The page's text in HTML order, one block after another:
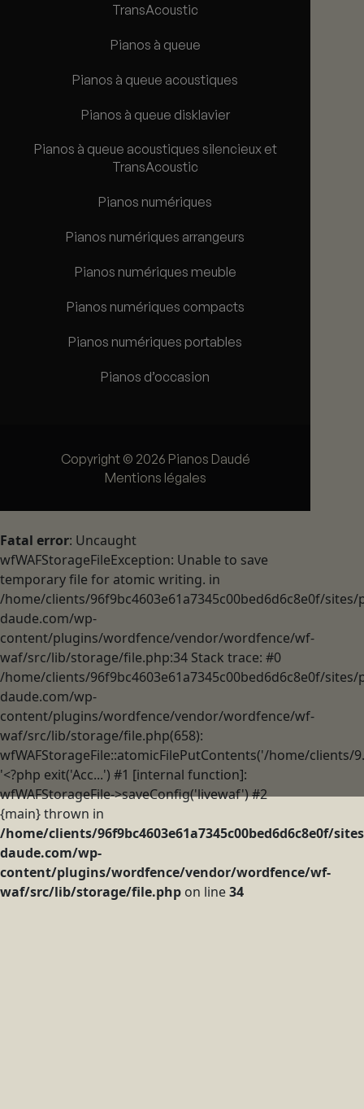
TransAcoustic
Pianos à queue
Pianos à queue acoustiques
Pianos à queue disklavier
Pianos à queue acoustiques silencieux et
TransAcoustic
Pianos numériques
Pianos numériques arrangeurs
Pianos numériques meuble
Pianos numériques compacts
Pianos numériques portables
Pianos d’occasion
Copyright © 2026 Pianos Daudé
Mentions légales
Fatal error: Uncaught
wfWAFStorageFileException: Unable to save
temporary file for atomic writing. in
/home/clients/96f9bc4603e61a7345c00bed6d6c8e0f/sites/
daude.com/wp-
content/plugins/wordfence/vendor/wordfence/wf-
waf/src/lib/storage/file.php:34 Stack trace: #0
/home/clients/96f9bc4603e61a7345c00bed6d6c8e0f/sites/
daude.com/wp-
content/plugins/wordfence/vendor/wordfence/wf-
waf/src/lib/storage/file.php(658):
wfWAFStorageFile::atomicFilePutContents('/home/clients/
'<?php exit('Acc...') #1 [internal function]:
wfWAFStorageFile->saveConfig('livewaf') #2
{main} thrown in
/home/clients/96f9bc4603e61a7345c00bed6d6c8e0f/
daude.com/wp-
content/plugins/wordfence/vendor/wordfence/wf-
waf/src/lib/storage/file.php on line34